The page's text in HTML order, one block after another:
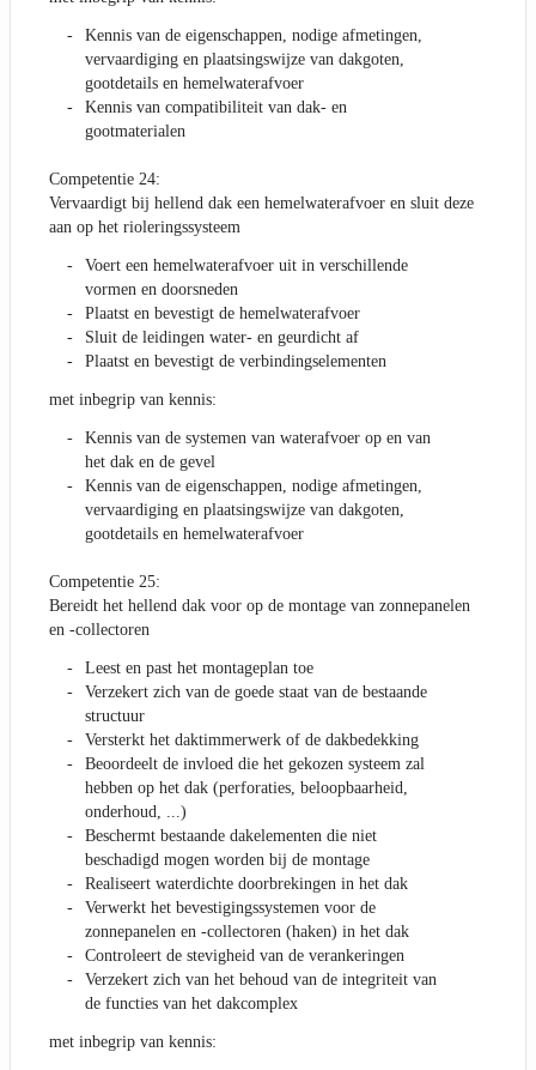
Kennis van de eigenschappen, nodige afmetingen,
vervaardiging en plaatsingswijze van dakgoten,
gootdetails en hemelwaterafvoer
Kennis van compatibiliteit van dak- en
gootmaterialen
Competentie 24:
Vervaardigt bij hellend dak een hemelwaterafvoer en sluit deze
aan op het rioleringssysteem
Voert een hemelwaterafvoer uit in verschillende
vormen en doorsneden
Plaatst en bevestigt de hemelwaterafvoer
Sluit de leidingen water- en geurdicht af
Plaatst en bevestigt de verbindingselementen
met inbegrip van kennis:
Kennis van de systemen van waterafvoer op en van
het dak en de gevel
Kennis van de eigenschappen, nodige afmetingen,
vervaardiging en plaatsingswijze van dakgoten,
gootdetails en hemelwaterafvoer
Competentie 25:
Bereidt het hellend dak voor op de montage van zonnepanelen
en -collectoren
Leest en past het montageplan toe
Verzekert zich van de goede staat van de bestaande
structuur
Versterkt het daktimmerwerk of de dakbedekking
Beoordeelt de invloed die het gekozen systeem zal
hebben op het dak (perforaties, beloopbaarheid,
onderhoud, ...)
Beschermt bestaande dakelementen die niet
beschadigd mogen worden bij de montage
Realiseert waterdichte doorbrekingen in het dak
Verwerkt het bevestigingssystemen voor de
zonnepanelen en -collectoren (haken) in het dak
Controleert de stevigheid van de verankeringen
Verzekert zich van het behoud van de integriteit van
de functies van het dakcomplex
met inbegrip van kennis: